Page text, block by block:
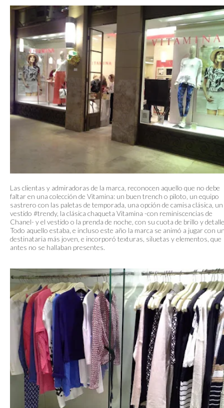
Las clientas y admiradoras de la marca, reconocen aquello que no debe
faltar en una colección de Vitamina: un buen trench o piloto, un equipo
sastrero con las paletas de temporada, una opción de camisa clásica, un
vestido #trendy, la clásica chaqueta Vitamina -con reminiscencias de
Chanel- y el vestido o la prenda de noche, con su cuota de brillo y
Todo aquello estaba, e incluso este año la marca se animó a jugar con
destinataria más joven, e incorporó texturas, siluetas y elementos, que
antes no se hallaban presentes.